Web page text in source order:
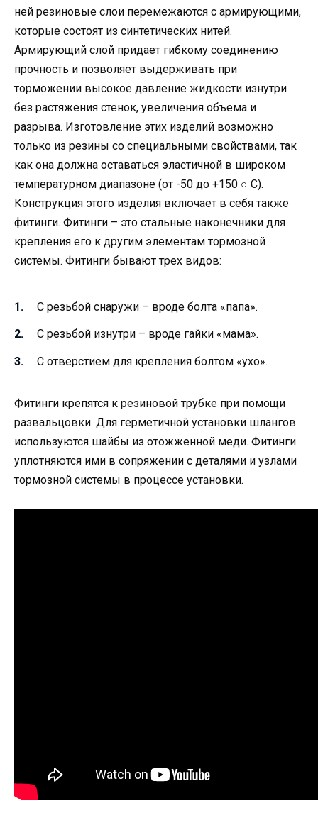
ней резиновые слои перемежаются с армирующими,
которые состоят из синтетических нитей.
Армирующий слой придает гибкому соединению
прочность и позволяет выдерживать при
торможении высокое давление жидкости изнутри
без растяжения стенок, увеличения объема и
разрыва. Изготовление этих изделий возможно
только из резины со специальными свойствами, так
как она должна оставаться эластичной в широком
температурном диапазоне (от -50 до +150 ○ C).
Конструкция этого изделия включает в себя также
фитинги. Фитинги – это стальные наконечники для
крепления его к другим элементам тормозной
системы. Фитинги бывают трех видов:
С резьбой снаружи – вроде болта «папа».
С резьбой изнутри – вроде гайки «мама».
С отверстием для крепления болтом «ухо».
Фитинги крепятся к резиновой трубке при помощи
развальцовки. Для герметичной установки шлангов
используются шайбы из отожженной меди. Фитинги
уплотняются ими в сопряжении с деталями и узлами
тормозной системы в процессе установки.